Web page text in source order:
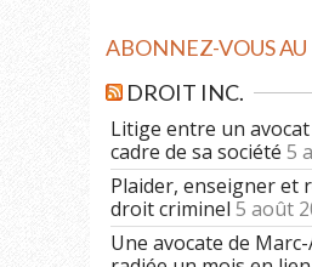
ABONNEZ-VOUS AU
DROIT INC.
Litige entre un
cadre de sa société 5
Plaider, enseigner et
droit criminel 5 août
Une avocate de